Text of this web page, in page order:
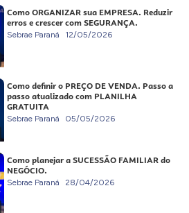
Como ORGANIZAR sua EMPRESA. Reduzir
erros e crescer com SEGURANÇA.
Sebrae Paraná 12/05/2026
Como definir o PREÇO DE VENDA. Passo a
passo atualizado com PLANILHA
GRATUITA
Sebrae Paraná 05/05/2026
Como planejar a SUCESSÃO FAMILIAR do
NEGÓCIO.
Sebrae Paraná 28/04/2026